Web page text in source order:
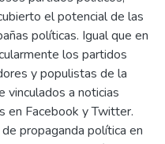
el potencial de las
políticas. Igual que en
los partidos
y populistas de la
vinculados a noticias
en Facebook y Twitter.
propaganda política en